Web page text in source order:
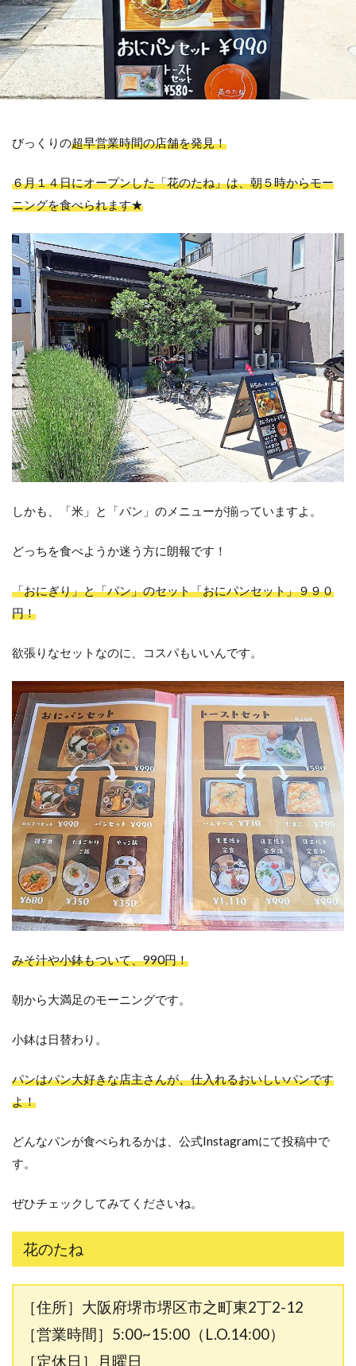
びっくりの超早営業時間の店舗を発見！
６月１４日にオープンした「花のたね」は、朝５時からモー
ニングを食べられます★
しかも、「米」と「パン」のメニューが揃っていますよ。
どっちを食べようか迷う方に朗報です！
「おにぎり」と「パン」のセット「おにパンセット」９９０
円！
欲張りなセットなのに、コスパもいいんです。
みそ汁や小鉢もついて、990円！
朝から大満足のモーニングです。
小鉢は日替わり。
パンはパン大好きな店主さんが、仕入れるおいしいパンです
よ！
どんなパンが食べられるかは、公式Instagramにて投稿中で
す。
ぜひチェックしてみてくださいね。
花のたね
［住所］大阪府堺市堺区市之町東2丁2-12
［営業時間］5:00~15:00（L.O.14:00）
［定休日］月曜日